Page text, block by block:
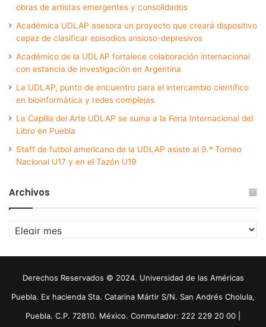
obras de artistas emergentes y consolidados
Académica UDLAP asesora un proyecto que creará dispositivo
capaz de clasificar episodios ansioso-depresivos
Académico de la UDLAP fortalece colaboración internacional
con estancia de investigación en Argentina
La UDLAP, punto de encuentro para el intercambio científico
en bioinformática y redes complejas
La Capilla del Arte UDLAP se suma a la Feria Internacional del
Libro en Puebla
Staff de futbol americano de la UDLAP asiste al 9.º Torneo
Nacional U17 y en el Tazón U19
Archivos
Archivos
Derechos Reservados © 2024. Universidad de las Américas
Puebla. Ex hacienda Sta. Catarina Mártir S/N. San Andrés Cholula,
Puebla. C.P. 72810. México. Conmutador: 222 229 20 00 |